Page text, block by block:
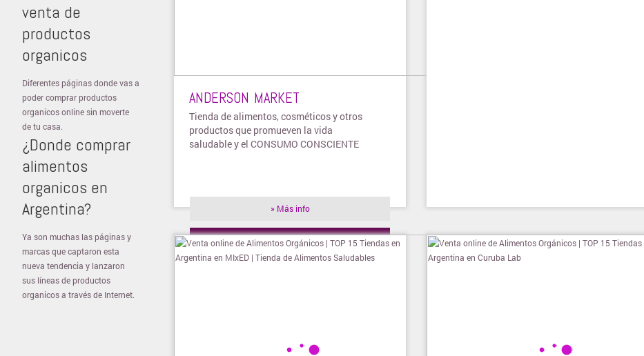
venta de
productos
organicos
Diferentes páginas donde vas a
poder comprar productos
organicos online sin moverte
de tu casa.
¿Donde comprar
alimentos
organicos en
Argentina?
Ya son muchas las páginas y
marcas que captaron esta
nueva tendencia y lanzaron
sus líneas de productos
organicos a través de Internet.
ANDERSON MARKET
Tienda de alimentos, cosméticos y otros
productos que promueven la vida
saludable y el CONSUMO CONSCIENTE
» Más info
» Visitar tienda